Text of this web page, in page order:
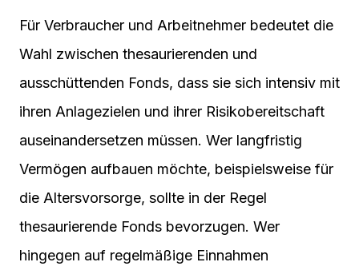
Für Verbraucher und Arbeitnehmer bedeutet die
Wahl zwischen thesaurierenden und
ausschüttenden Fonds, dass sie sich intensiv mit
ihren Anlagezielen und ihrer Risikobereitschaft
auseinandersetzen müssen. Wer langfristig
Vermögen aufbauen möchte, beispielsweise für
die Altersvorsorge, sollte in der Regel
thesaurierende Fonds bevorzugen. Wer
hingegen auf regelmäßige Einnahmen